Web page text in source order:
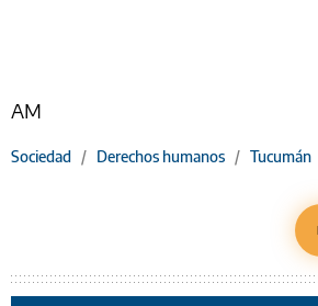
AM
Sociedad / Derechos humanos / Tucumán